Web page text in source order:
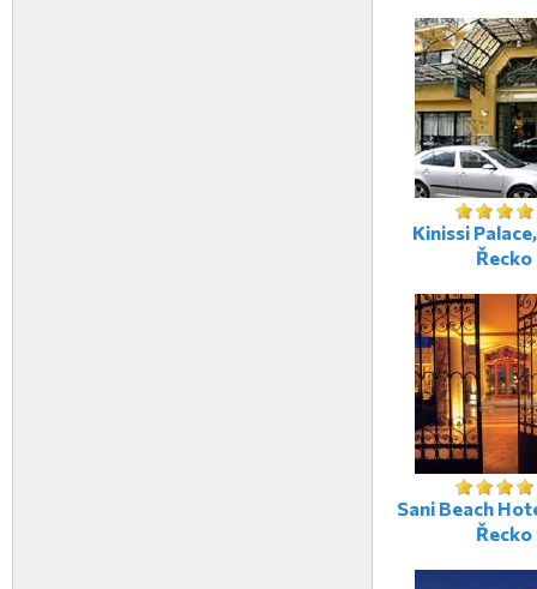
Kinissi
Řecko
Sani Beach
Řecko